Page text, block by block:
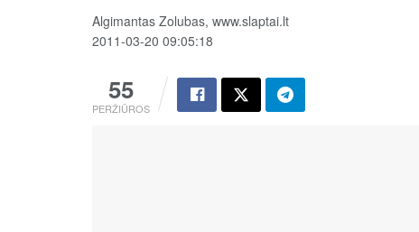
Algimantas Zolubas, www.slaptai.lt
2011-03-20 09:05:18
55
PERŽIŪROS